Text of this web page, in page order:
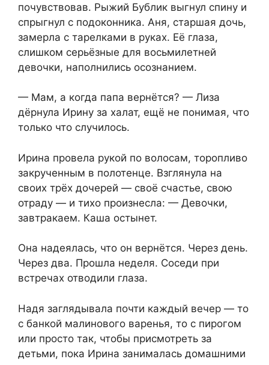
почувствовав. Рыжий Бублик выгнул спину и
спрыгнул с подоконника. Аня, старшая дочь,
замерла с тарелками в руках. Её глаза,
слишком серьёзные для восьмилетней
девочки, наполнились осознанием.
— Мам, а когда папа вернётся? — Лиза
дёрнула Ирину за халат, ещё не понимая, что
только что случилось.
Ирина провела рукой по волосам, торопливо
закрученным в полотенце. Взглянула на
своих трёх дочерей — своё счастье, свою
отраду — и тихо произнесла: — Девочки,
завтракаем. Каша остынет.
Она надеялась, что он вернётся. Через день.
Через два. Прошла неделя. Соседи при
встречах отводили глаза.
Надя заглядывала почти каждый вечер — то
с банкой малинового варенья, то с пирогом
или просто так, чтобы присмотреть за
детьми, пока Ирина занималась домашними